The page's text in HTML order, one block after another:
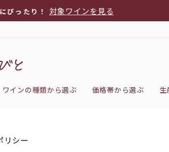
たり！ 対象ワインを見る
ワインの種類から選ぶ 価格帯から選ぶ 生
リシー